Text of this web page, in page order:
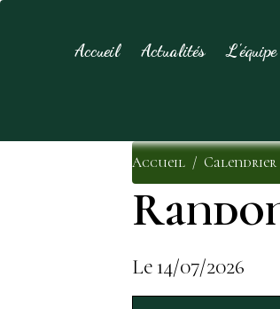
Accueil Actualités L'équipe
Accueil Calendrier
Le 14/07/2026